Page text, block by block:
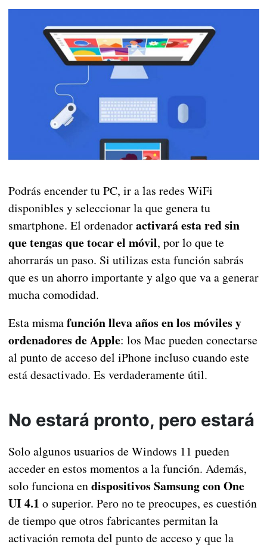
Podrás encender tu PC, ir a las redes WiFi
disponibles y seleccionar la que genera tu
smartphone. El ordenadoractivará esta red sin
que tengas que tocar el móvil, por lo que te
ahorrarás un paso. Si utilizas esta función sabrás
que es un ahorro importante y algo que va a generar
mucha comodidad.
Esta mismafunción lleva años en los móviles y
ordenadores de Apple: los Mac pueden conectarse
al punto de acceso del iPhone incluso cuando este
está desactivado. Es verdaderamente útil.
No estará pronto, pero estará
Solo algunos usuarios de Windows 11 pueden
acceder en estos momentos a la función. Además,
solo funciona endispositivos Samsung con One
UI 4.1 o superior. Pero no te preocupes, es cuestión
de tiempo que otros fabricantes permitan la
activación remota del punto de acceso y que la